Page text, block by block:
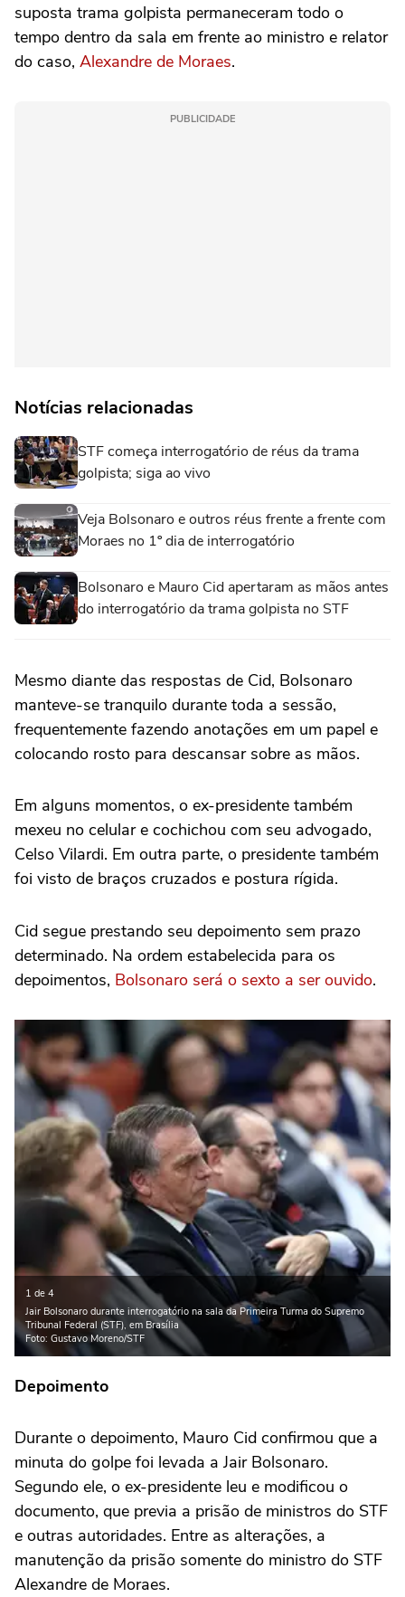
suposta trama golpista permaneceram todo o
tempo dentro da sala em frente ao ministro e relator
do caso, Alexandre de Moraes.
PUBLICIDADE
Notícias relacionadas
STF começa interrogatório de réus da trama
golpista; siga ao vivo
Veja Bolsonaro e outros réus frente a frente com
Moraes no 1º dia de interrogatório
Bolsonaro e Mauro Cid apertaram as mãos antes
do interrogatório da trama golpista no STF
Mesmo diante das respostas de Cid, Bolsonaro
manteve-se tranquilo durante toda a sessão,
frequentemente fazendo anotações em um papel e
colocando rosto para descansar sobre as mãos.
Em alguns momentos, o ex-presidente também
mexeu no celular e cochichou com seu advogado,
Celso Vilardi. Em outra parte, o presidente também
foi visto de braços cruzados e postura rígida.
Cid segue prestando seu depoimento sem prazo
determinado. Na ordem estabelecida para os
depoimentos, Bolsonaro será o sexto a ser ouvido.
1 de 4
Jair Bolsonaro durante interrogatório na sala da Primeira Turma do Supremo
Tribunal Federal (STF), em Brasília
Foto: Gustavo Moreno/STF
Depoimento
Durante o depoimento, Mauro Cid confirmou que a
minuta do golpe foi levada a Jair Bolsonaro.
Segundo ele, o ex-presidente leu e modificou o
documento, que previa a prisão de ministros do STF
e outras autoridades. Entre as alterações, a
manutenção da prisão somente do ministro do STF
Alexandre de Moraes.